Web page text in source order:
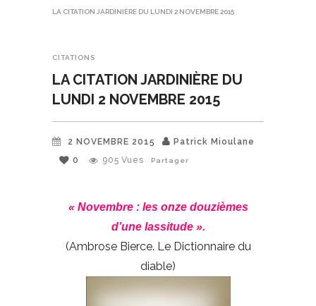
LA CITATION JARDINIÈRE DU LUNDI 2 NOVEMBRE 2015
CITATIONS
LA CITATION JARDINIÈRE DU
LUNDI 2 NOVEMBRE 2015
2 NOVEMBRE 2015
Patrick Mioulane
0
905 Vues Partager
« Novembre : les onze douzièmes
d’une lassitude ».
(Ambrose Bierce. Le Dictionnaire du
diable)